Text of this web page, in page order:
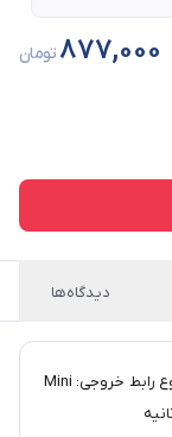
877,000 تومان
دیدگاه‌ها
​طول کابل: 3 متر | نوع رابط ورودی: USB ۲.۰ A | نوع رابط خروجی: Mini